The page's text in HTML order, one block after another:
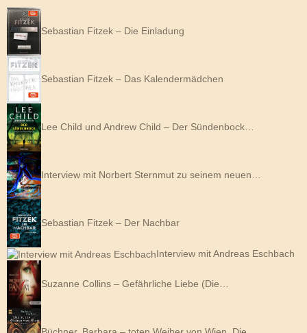
Sebastian Fitzek – Die Einladung
Sebastian Fitzek – Das Kalendermädchen
Lee Child und Andrew Child – Der Sündenbock…
Interview mit Norbert Sternmut zu seinem neuen…
Sebastian Fitzek – Der Nachbar
Interview mit Andreas Eschbach
Suzanne Collins – Gefährliche Liebe (Die…